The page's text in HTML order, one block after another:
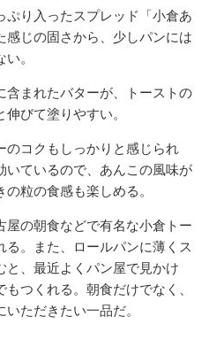
り入ったスプレッド「小倉あ
感じの固さから、少しパンには
。
含まれたバターが、トーストの
びて塗りやすい。
のコクもしっかりと感じられ
いているので、あんこの風味が
粒の食感も楽しめる。
屋の朝食などで有名な小倉トー
る。また、ロールパンに薄くス
と、最近よくパン屋で見かけ
つくれる。朝食だけでなく、
ただきたい一品だ。